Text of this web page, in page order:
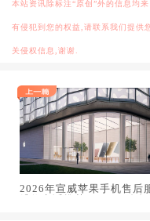
本站资讯除标注“原创”外的信息均
有侵犯到您的权益,请联系我们提供
关侵权信息,谢谢.
2026年宣威苹果手机售后